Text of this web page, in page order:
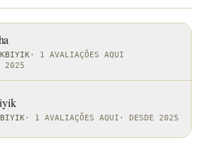
· 1 AVALIAÇÕES AQUI
2025
· 1 AVALIAÇÕES AQUI · DESDE 2025